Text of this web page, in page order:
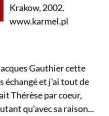
Krakow, 2002.
www.karmel.pl
Gauthier cette
échangé et j'ai tout de
Thérèse par coeur,
qu'avec sa raison...